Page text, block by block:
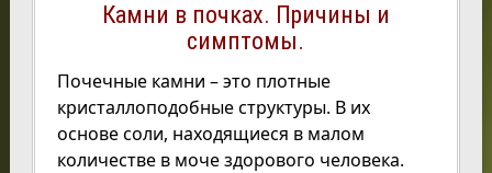
Камни в почках. Причины и
симптомы.
Почечные камни – это плотные
кристаллоподобные структуры. В их
основе соли, находящиеся в малом
количестве в моче здорового человека.